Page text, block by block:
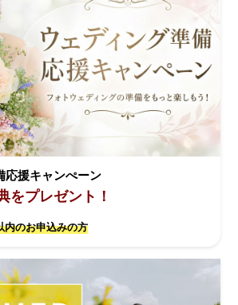
応援キャンぺーン
をプレゼント！
内のお申込みの方